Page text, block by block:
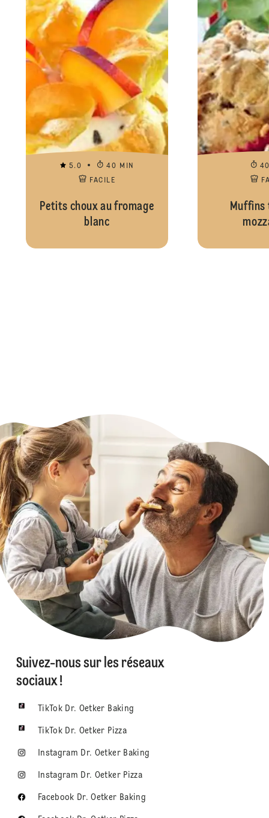
5.0
40 MIN
FACILE
Petits choux au fromage
blanc
Suivez-nous sur les réseaux
sociaux !
TikTok Dr. Oetker Baking
TikTok Dr. Oetker Pizza
Instagram Dr. Oetker Baking
Instagram Dr. Oetker Pizza
Facebook Dr. Oetker Baking